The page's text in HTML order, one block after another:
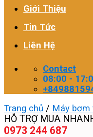
Giới Thiệu
Tin Tức
Liên Hệ
Contact
08:00 -
Trang chủ / Máy bơm
HỖ TRỢ MUA
0973 244 687